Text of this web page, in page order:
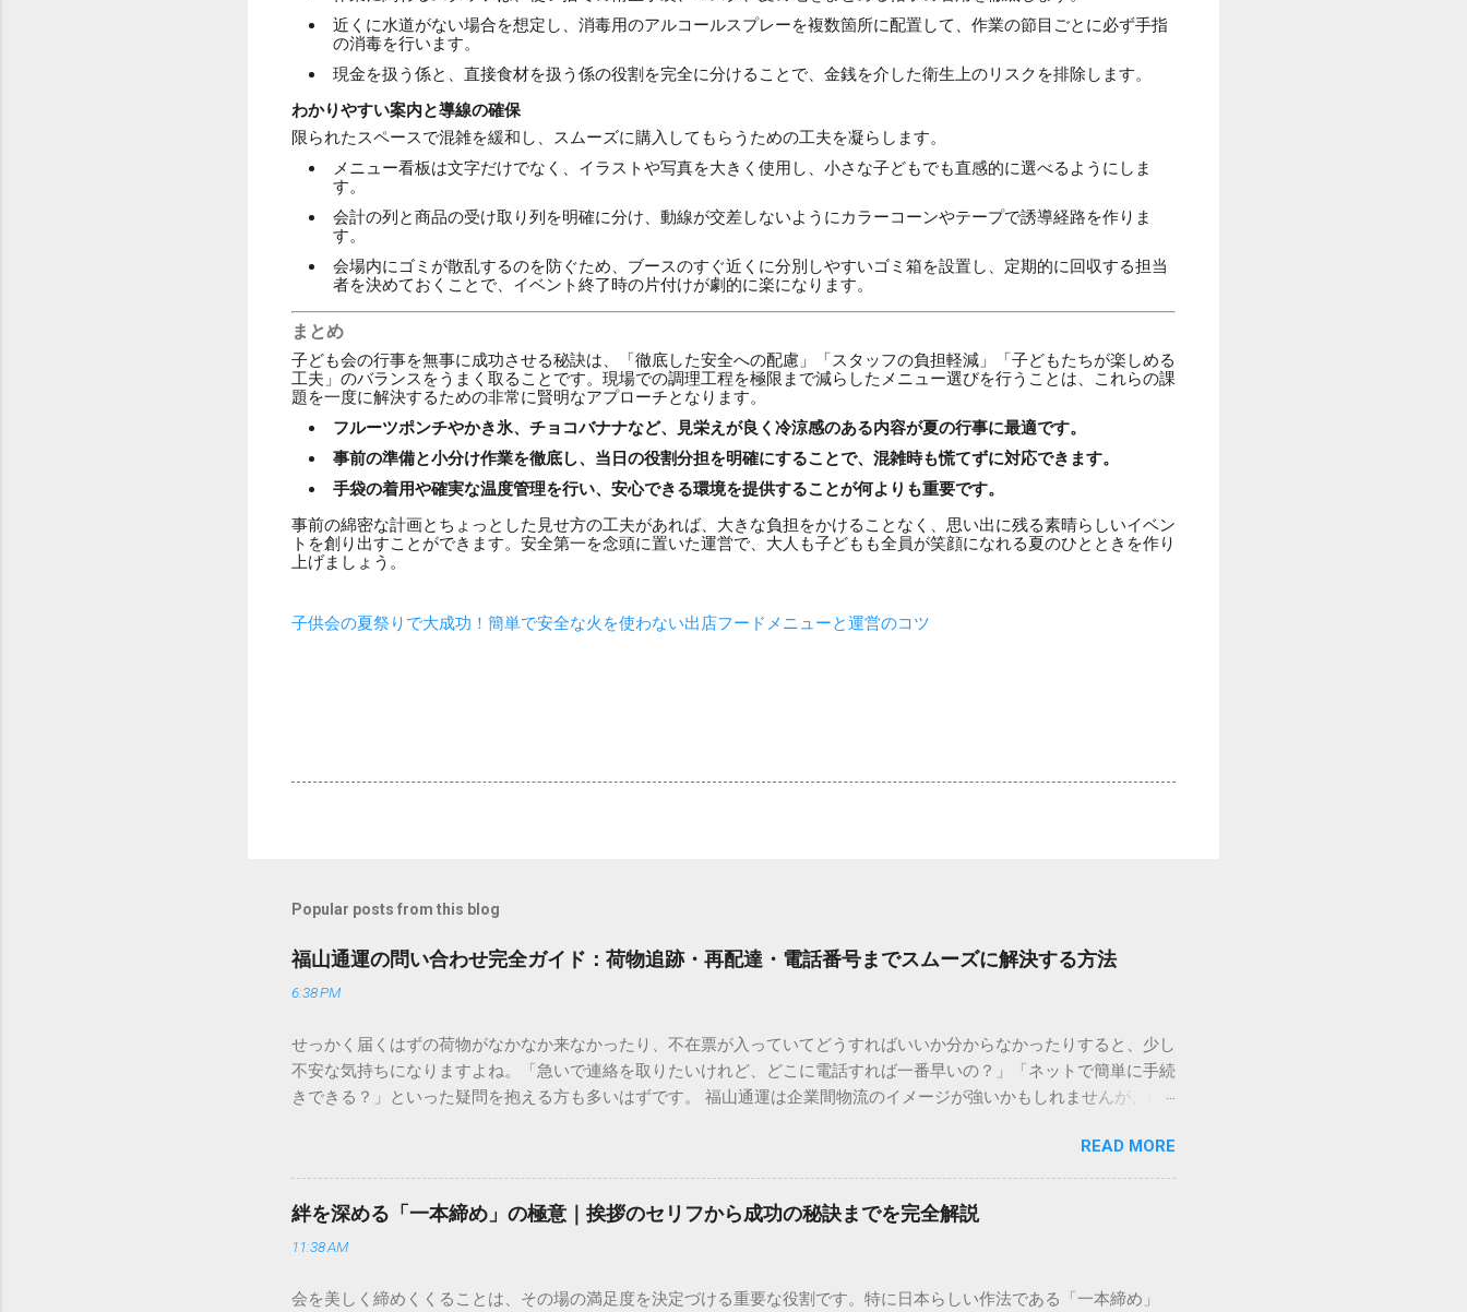
近くに水道がない場合を想定し、消毒用のアルコールスプレーを複数箇所に配置して、作業の節目ごとに必ず手指
の消毒を行います。
現金を扱う係と、直接食材を扱う係の役割を完全に分けることで、金銭を介した衛生上のリスクを排除します。
わかりやすい案内と導線の確保
限られたスペースで混雑を緩和し、スムーズに購入してもらうための工夫を凝らします。
メニュー看板は文字だけでなく、イラストや写真を大きく使用し、小さな子どもでも直感的に選べるようにしま
す。
会計の列と商品の受け取り列を明確に分け、動線が交差しないようにカラーコーンやテープで誘導経路を作りま
す。
会場内にゴミが散乱するのを防ぐため、ブースのすぐ近くに分別しやすいゴミ箱を設置し、定期的に回収する担当
者を決めておくことで、イベント終了時の片付けが劇的に楽になります。
まとめ
子ども会の行事を無事に成功させる秘訣は、「徹底した安全への配慮」「スタッフの負担軽減」「子どもたちが楽しめる
工夫」のバランスをうまく取ることです。現場での調理工程を極限まで減らしたメニュー選びを行うことは、これらの課
題を一度に解決するための非常に賢明なアプローチとなります。
フルーツポンチやかき氷、チョコバナナなど、見栄えが良く冷涼感のある内容が夏の行事に最適です。
事前の準備と小分け作業を徹底し、当日の役割分担を明確にすることで、混雑時も慌てずに対応できます。
手袋の着用や確実な温度管理を行い、安心できる環境を提供することが何よりも重要です。
事前の綿密な計画とちょっとした見せ方の工夫があれば、大きな負担をかけることなく、思い出に残る素晴らしいイベン
トを創り出すことができます。安全第一を念頭に置いた運営で、大人も子どもも全員が笑顔になれる夏のひとときを作り
上げましょう。
子供会の夏祭りで大成功！簡単で安全な火を使わない出店フードメニューと運営のコツ
Popular posts from this blog
福山通運の問い合わせ完全ガイド：荷物追跡・再配達・電話番号までスムーズに解決する方法
6:38 PM
せっかく届くはずの荷物がなかなか来なかったり、不在票が入っていてどうすればいいか分からなかったりすると、少し
不安な気持ちになりますよね。「急いで連絡を取りたいけれど、どこに電話すれば一番早いの？」「ネットで簡単に手続
きできる？」といった疑問を抱える方も多いはずです。 福山通運は企業間物流のイメージが強いかもしれませんが、個
は、荷物の追跡確認から営業所への電話連絡、再配達の依頼手順まで、初めての方でも迷わずに解決できる方法を詳しく
解説します。 福山通運のサービスの特徴と強み 福山通運は日本全国に広範なネットワークを持つ大手運送会社です。特
に重量物や大型の荷物、そして企業間の輸送において圧倒的な実績を誇ります。 個人で利用する場合、他の宅配業者と
少し異なる点として「営業所ごとの対応が非常にきめ細かい」という特徴があります。地域に密着した各拠点が配送をコ
ントロールしているため、現場の状況に合わせた柔軟な相談がしやすいのがメリットです。まずは、今抱えている悩みが
わせの電話をかける前に、まずは「お荷物配達状況照会」を確認するのが最も効率的です。現在の荷物がいったいどこに
READ MORE
絆を深める「一本締め」の極意｜挨拶のセリフから成功の秘訣までを完全解説
11:38 AM
会を美しく締めくくることは、その場の満足度を決定づける重要な役割です。特に日本らしい作法である「一本締め」